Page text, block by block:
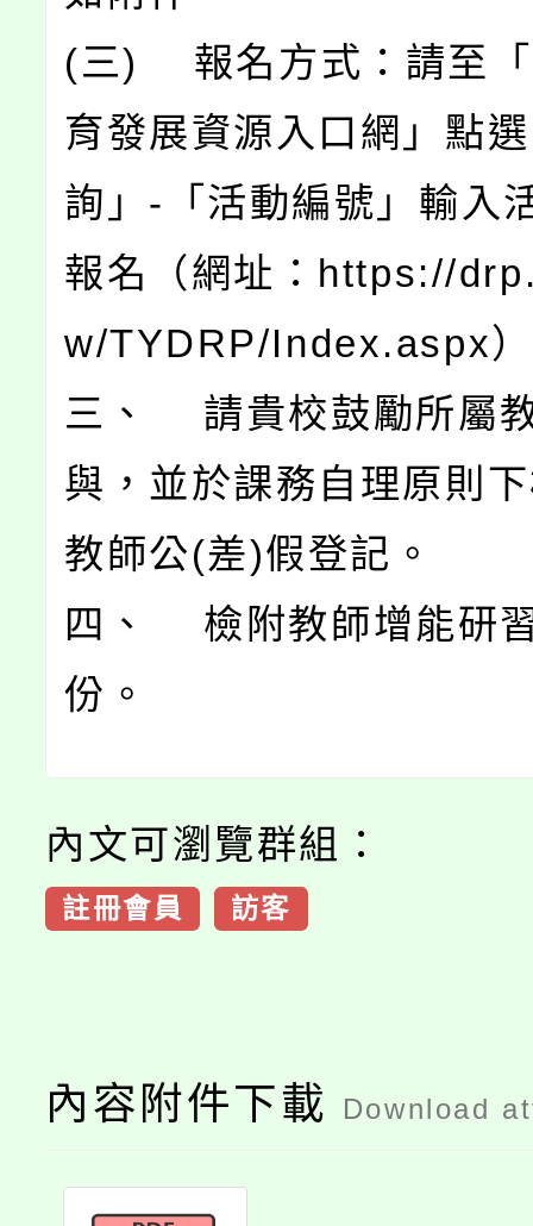
(三) 報名方式：請至「
育發展資源入口網」點
詢」-「活動編號」輸入
報名（網址：https://
w/TYDRP/Index.aspx
三、 請貴校鼓勵所屬
與，並於課務自理原則
教師公(差)假登記。
四、 檢附教師增能研
份。
內文可瀏覽群組：
註冊會員 訪客
內容附件下載 Download